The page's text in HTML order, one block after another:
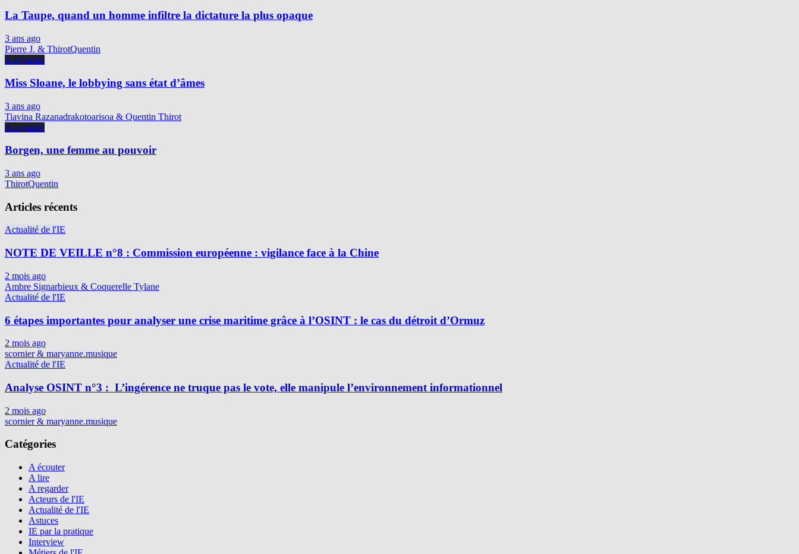
La Taupe, quand un homme infiltre la dictature la plus opaque
3 ans ago
Pierre J. & ThirotQuentin
A regarder
Miss Sloane, le lobbying sans état d’âmes
3 ans ago
Tiavina Razanadrakotoarisoa & Quentin Thirot
A regarder
Borgen, une femme au pouvoir
3 ans ago
ThirotQuentin
Articles récents
Actualité de l'IE
NOTE DE VEILLE n°8 : Commission européenne : vigilance face à la Chine
2 mois ago
Ambre Signarbieux & Coquerelle Tylane
Actualité de l'IE
6 étapes importantes pour analyser une crise maritime grâce à l’OSINT : le cas du détroit d’Ormuz
2 mois ago
scornier & maryanne.musique
Actualité de l'IE
Analyse OSINT n°3 : L’ingérence ne truque pas le vote, elle manipule l’environnement informationnel
2 mois ago
scornier & maryanne.musique
Catégories
A écouter
A lire
A regarder
Acteurs de l'IE
Actualité de l'IE
Astuces
IE par la pratique
Interview